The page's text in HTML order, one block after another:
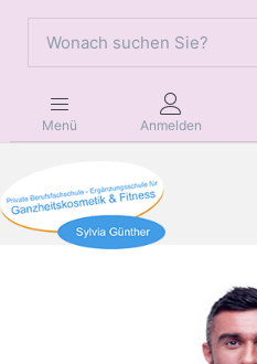
Menü Anmelden